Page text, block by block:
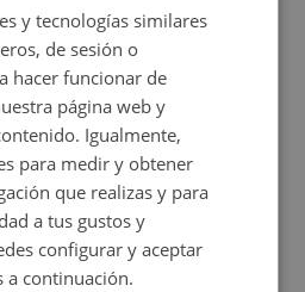
a buscar
y tecnologías similares
de sesión o
hacer funcionar de
página web y
Igualmente,
para medir y obtener
que realizas y para
a tus gustos y
configurar y aceptar
a continuación.